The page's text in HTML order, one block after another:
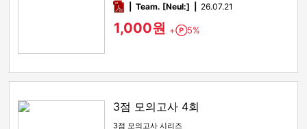
pdfTeam. [Neul:] 26.07.21
1,000원 + Point
5%
3점 모의고사 4회
3점 모의고사 시리즈